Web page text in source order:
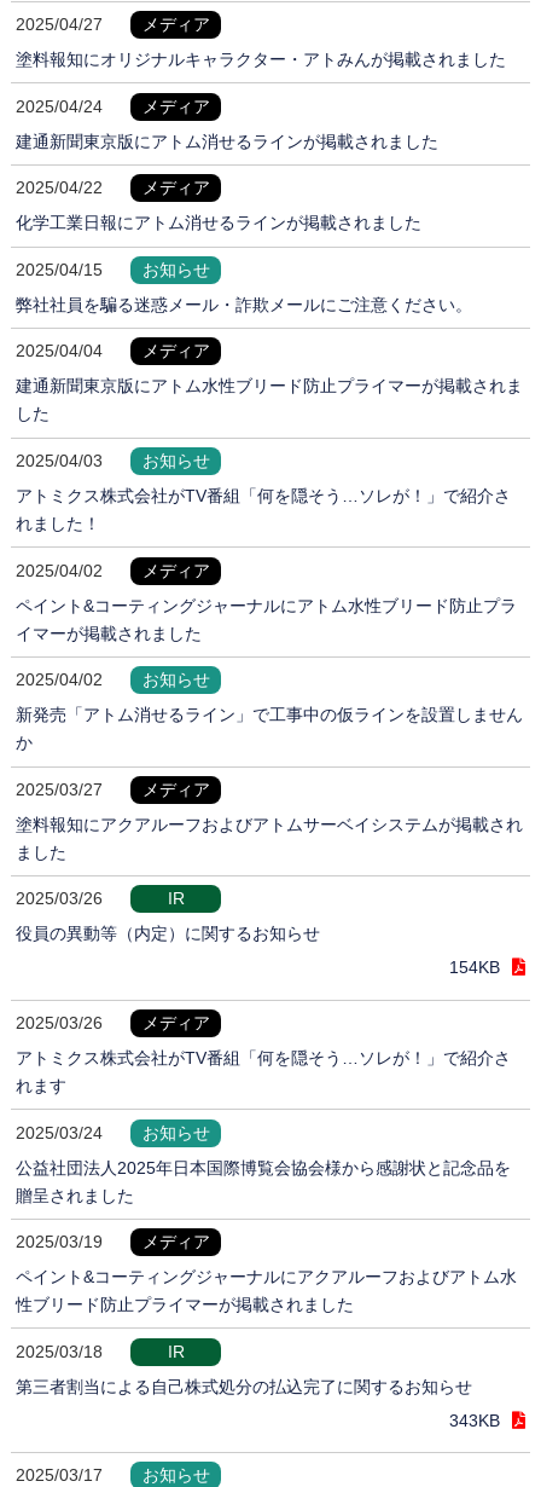
2025/04/27
メディア
塗料報知にオリジナルキャラクター・アトみんが掲載されました
2025/04/24
メディア
建通新聞東京版にアトム消せるラインが掲載されました
2025/04/22
メディア
化学工業日報にアトム消せるラインが掲載されました
2025/04/15
お知らせ
弊社社員を騙る迷惑メール・詐欺メールにご注意ください。
2025/04/04
メディア
建通新聞東京版にアトム水性ブリード防止プライマーが掲載されま
した
2025/04/03
お知らせ
アトミクス株式会社がTV番組「何を隠そう…ソレが！」で紹介さ
れました！
2025/04/02
メディア
ペイント&コーティングジャーナルにアトム水性ブリード防止プラ
イマーが掲載されました
2025/04/02
お知らせ
新発売「アトム消せるライン」で工事中の仮ラインを設置しません
か
2025/03/27
メディア
塗料報知にアクアルーフおよびアトムサーベイシステムが掲載され
ました
2025/03/26
IR
役員の異動等（内定）に関するお知らせ
154KB
2025/03/26
メディア
アトミクス株式会社がTV番組「何を隠そう…ソレが！」で紹介さ
れます
2025/03/24
お知らせ
公益社団法人2025年日本国際博覧会協会様から感謝状と記念品を
贈呈されました
2025/03/19
メディア
ペイント&コーティングジャーナルにアクアルーフおよびアトム水
性ブリード防止プライマーが掲載されました
2025/03/18
IR
第三者割当による自己株式処分の払込完了に関するお知らせ
343KB
2025/03/17
お知らせ